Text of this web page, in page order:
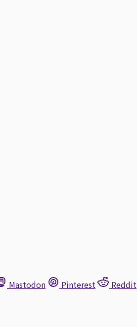
Mastodon Pinterest Reddit